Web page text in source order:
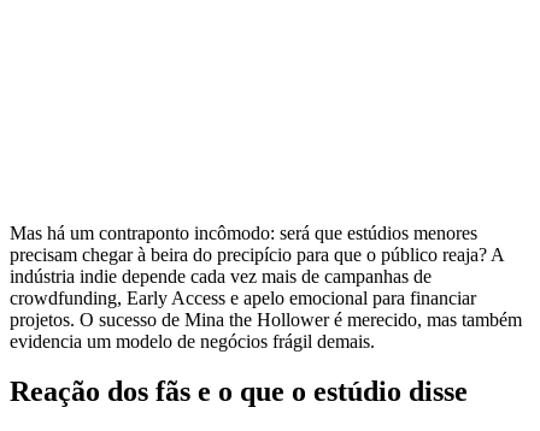
Mas há um contraponto incômodo: será que estúdios menores
precisam chegar à beira do precipício para que o público reaja? A
indústria indie depende cada vez mais de campanhas de
crowdfunding, Early Access e apelo emocional para financiar
projetos. O sucesso de Mina the Hollower é merecido, mas também
evidencia um modelo de negócios frágil demais.
Reação dos fãs e o que o estúdio disse